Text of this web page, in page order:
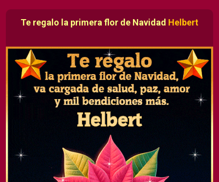
Te regalo la primera flor de Navidad Helbert